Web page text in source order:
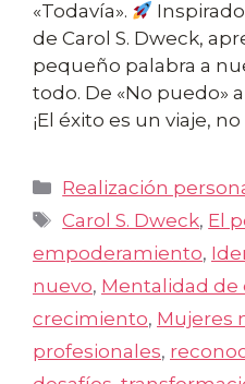
«Todavía».
de Carol S. Dweck,
pequeño palabra a
todo. De «No puedo»
¡El éxito es un viaje,
Categorías
Realización
Etiquetas
Carol S. Dweck, El
empoderamiento,
nuevo, Mentalidad de
crecimiento, Mujeres
profesionales,